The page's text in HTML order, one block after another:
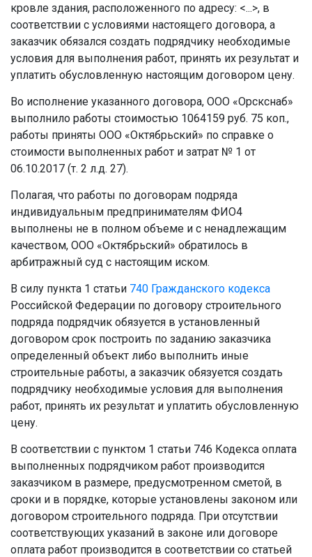
кровле здания, расположенного по адресу: <...>, в
соответствии с условиями настоящего договора, а
заказчик обязался создать подрядчику необходимые
условия для выполнения работ, принять их результат и
уплатить обусловленную настоящим договором цену.
Во исполнение указанного договора, ООО «Орскснаб»
выполнило работы стоимостью 1064159 руб. 75 коп.,
работы приняты ООО «Октябрьский» по справке о
стоимости выполненных работ и затрат № 1 от
06.10.2017 (т. 2 л.д. 27).
Полагая, что работы по договорам подряда
индивидуальным предпринимателям ФИО4
выполнены не в полном объеме и с ненадлежащим
качеством, ООО «Октябрьский» обратилось в
арбитражный суд с настоящим иском.
В силу пункта 1 статьи 740 Гражданского кодекса
Российской Федерации по договору строительного
подряда подрядчик обязуется в установленный
договором срок построить по заданию заказчика
определенный объект либо выполнить иные
строительные работы, а заказчик обязуется создать
подрядчику необходимые условия для выполнения
работ, принять их результат и уплатить обусловленную
цену.
В соответствии с пунктом 1 статьи 746 Кодекса оплата
выполненных подрядчиком работ производится
заказчиком в размере, предусмотренном сметой, в
сроки и в порядке, которые установлены законом или
договором строительного подряда. При отсутствии
соответствующих указаний в законе или договоре
оплата работ производится в соответствии со статьей